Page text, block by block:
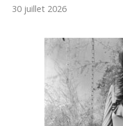
30 juillet 2026